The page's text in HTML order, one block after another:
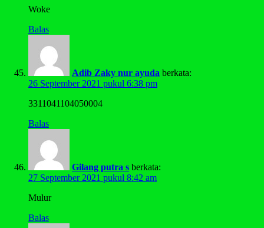
Woke
Balas
Adib Zaky nur ayuda berkata:
26 September 2021 pukul 6:38 pm
3311041104050004
Balas
Gilang putra s berkata:
27 September 2021 pukul 8:42 am
Mulur
Balas